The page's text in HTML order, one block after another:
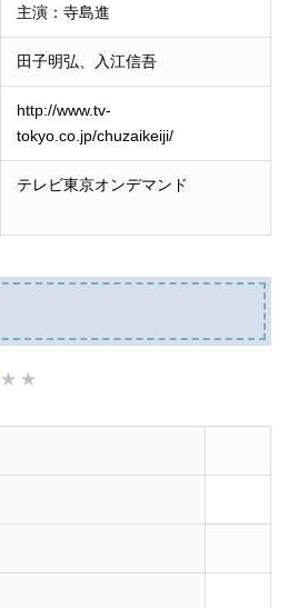
主演：寺島進
田子明弘、入江信吾
http://www.tv-
tokyo.co.jp/chuzaikeiji/
テレビ東京オンデマンド
★ ★